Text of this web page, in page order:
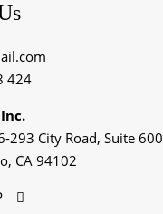
424
293 City Road, Suite 600
CA 94102